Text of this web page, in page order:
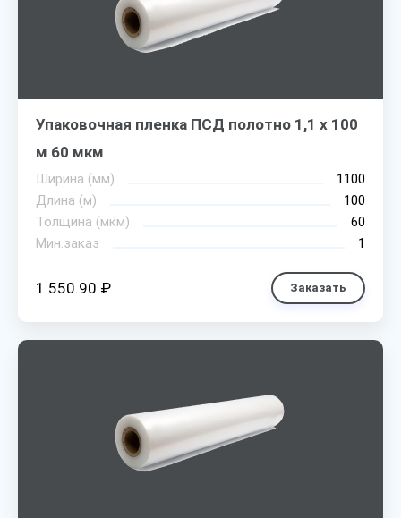
Упаковочная пленка ПСД полотно 1,1 х 100
м 60 мкм
Ширина (мм)
1100
Длина (м)
100
Толщина (мкм)
60
Мин.заказ
1
1 550.90 ₽ Заказать